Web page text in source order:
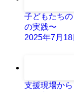
子どもたち
の実践〜
2025年7月18
支援現場か